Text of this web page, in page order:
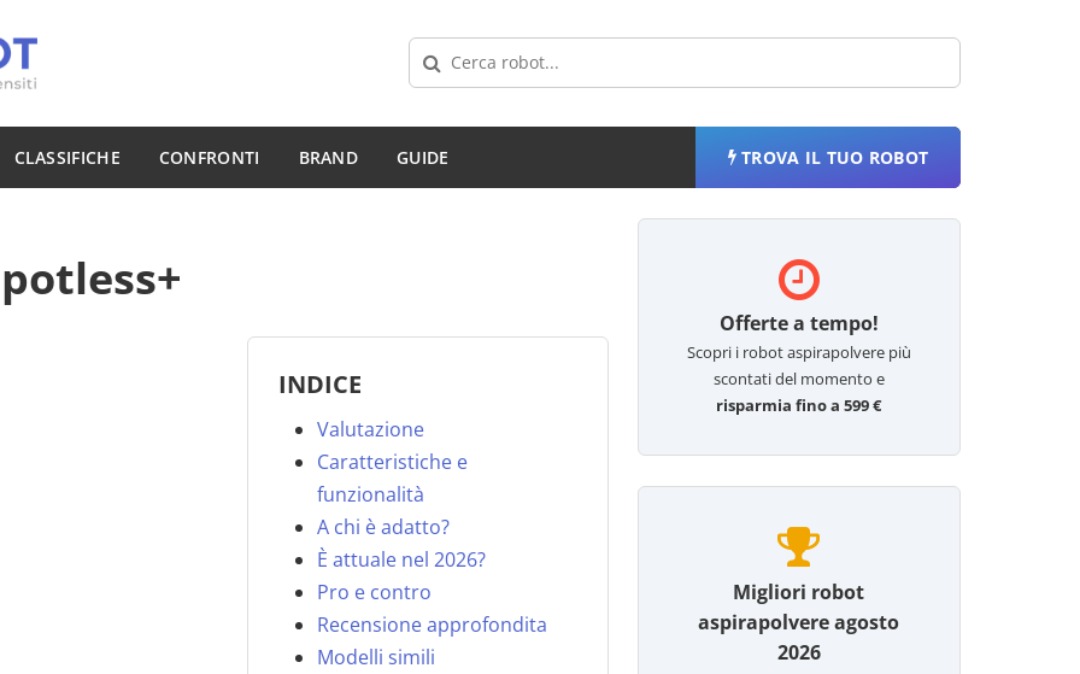
CLASSIFICHE CONFRONTI BRAND GUIDE TROVA IL TUO ROBOT
INDICE
Valutazione
Caratteristiche e
funzionalità
A chi è adatto?
È attuale nel 2026?
Pro e contro
Recensione approfondita
Modelli simili
Offerte a tempo!
Scopri i robot aspirapolvere più
scontati del momento e
risparmia fino a 599 €
Migliori robot
aspirapolvere agosto
2026